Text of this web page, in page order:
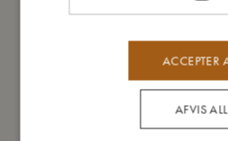
ACCEPTER
AFVIS